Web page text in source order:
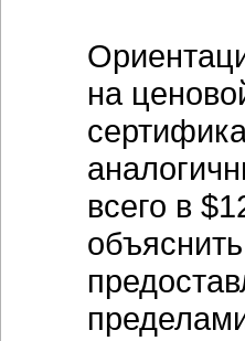
на
всего в